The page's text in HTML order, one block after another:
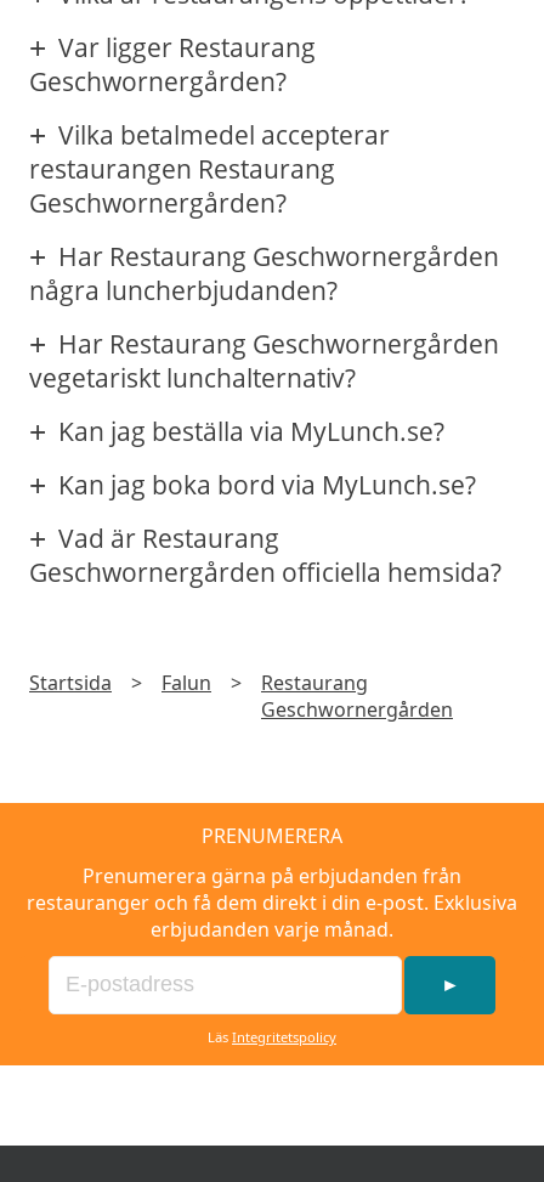
Var ligger Restaurang
Geschwornergården?
Vilka betalmedel accepterar
restaurangen Restaurang
Geschwornergården?
Har Restaurang Geschwornergården
några luncherbjudanden?
Har Restaurang Geschwornergården
vegetariskt lunchalternativ?
Kan jag beställa via MyLunch.se?
Kan jag boka bord via MyLunch.se?
Vad är Restaurang
Geschwornergården officiella hemsida?
Startsida > Falun >
Restaurang
Geschwornergården
PRENUMERERA
Prenumerera gärna på erbjudanden från
restauranger och få dem direkt i din e-post. Exklusiva
erbjudanden varje månad.
►
Läs Integritetspolicy